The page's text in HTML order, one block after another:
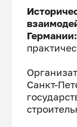
Германии:
Санкт-